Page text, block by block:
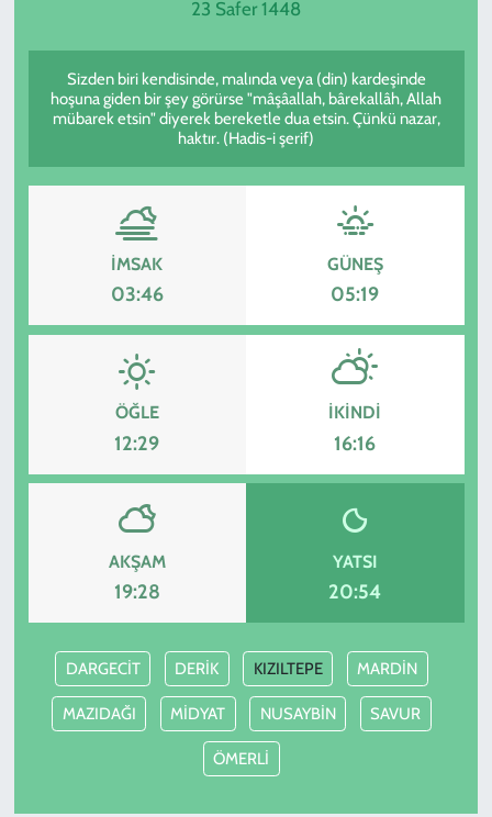
23 Safer 1448
Sizden biri kendisinde, malında veya (din) kardeşinde
hoşuna giden bir şey görürse "mâşâallah, bârekallâh, Allah
mübarek etsin" diyerek bereketle dua etsin. Çünkü nazar,
haktır. (Hadis-i şerif)
İMSAK
03:46
GÜNEŞ
05:19
ÖĞLE
12:29
İKINDI
16:16
AKŞAM
19:28
YATSI
20:54
DARGECİT DERİK KIZILTEPE MARDİN
MAZIDAĞI MİDYAT NUSAYBİN SAVUR
ÖMERLİ
TEKNOLOJİ